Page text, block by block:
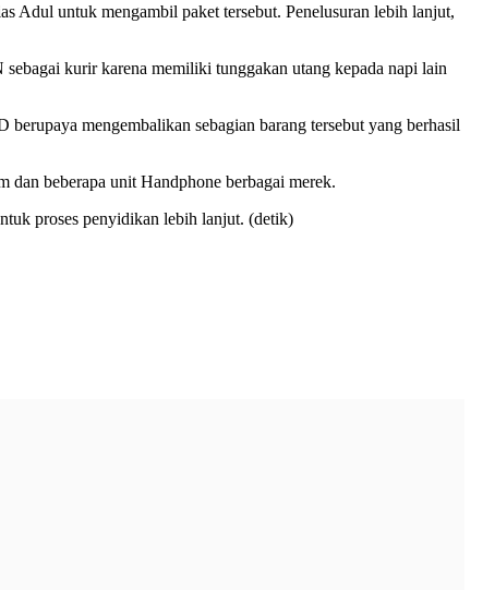
Adul untuk mengambil paket tersebut. Penelusuran lebih lanjut,
kurir karena memiliki tunggakan utang kepada napi lain
mengembalikan sebagian barang tersebut yang berhasil
dan beberapa unit Handphone berbagai merek.
proses penyidikan lebih lanjut. (detik)